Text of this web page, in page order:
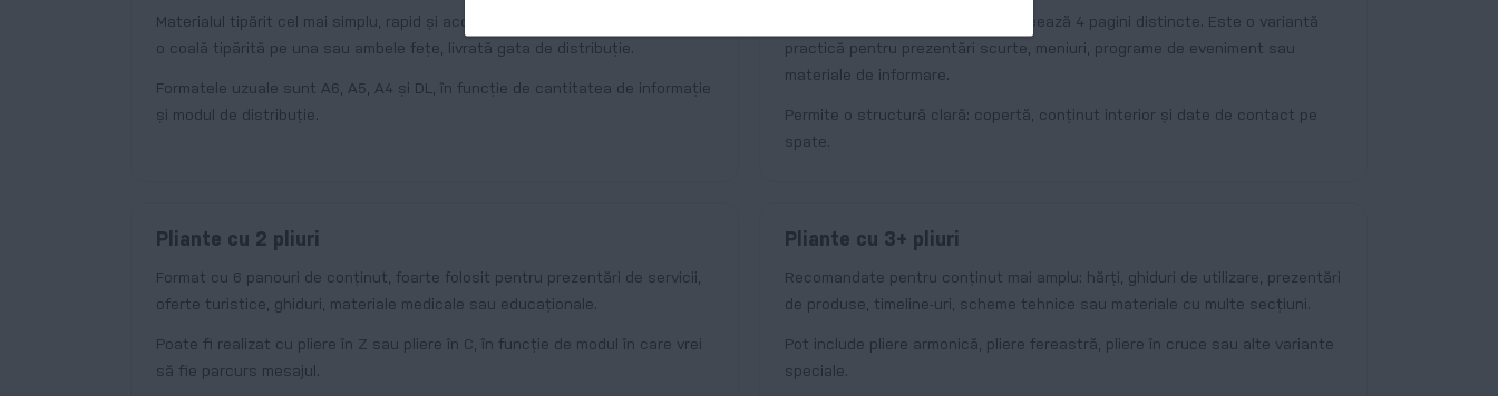
Materialul tipărit cel mai simplu, rapid și accesibil. Un
o coală tipărită pe una sau ambele fețe, livrată gata de distribuție.
Formatele uzuale sunt A6, A5, A4 și DL, în funcție de cantitatea de informație
și modul de distribuție.
O coală pliată la jumătate, care creează 4 pagini distincte. Este o variantă
practică pentru prezentări scurte, meniuri, programe de eveniment sau
materiale de informare.
Permite o structură clară: copertă, conținut interior și date de contact pe
spate.
Pliante cu 2 pliuri
Format cu 6 panouri de conținut, foarte folosit pentru prezentări de servicii,
oferte turistice, ghiduri, materiale medicale sau educaționale.
Poate fi realizat cu pliere în Z sau pliere în C, în funcție de modul în care vrei
să fie parcurs mesajul.
Pliante cu 3+ pliuri
Recomandate pentru conținut mai amplu: hărți, ghiduri de utilizare, prezentări
de produse, timeline-uri, scheme tehnice sau materiale cu multe secțiuni.
Pot include pliere armonică, pliere fereastră, pliere în cruce sau alte variante
speciale.